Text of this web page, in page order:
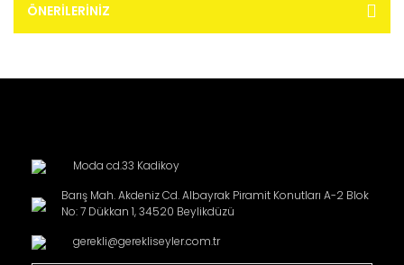
ÖNERILERINIZ
Moda cd.33 Kadikoy
Barış Mah. Akdeniz Cd. Albayrak Piramit Konutları A-2 Blok
No: 7 Dükkan 1, 34520 Beylikdüzü
gerekli@gerekliseyler.com.tr